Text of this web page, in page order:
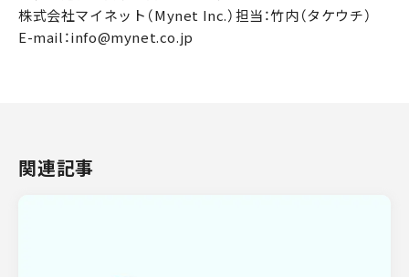
株式会社マイネット（Mynet Inc.）担当：竹内（タケウチ）
E-mail：info@mynet.co.jp
関連記事